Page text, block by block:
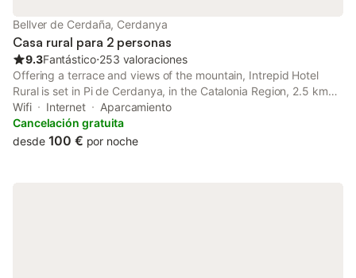
Bellver de Cerdaña, Cerdanya
Casa rural para 2 personas
9.3Fantástico⋅253 valoraciones
Offering a terrace and views of the mountain, Intrepid Hotel
Rural is set in Pi de Cerdanya, in the Catalonia Region, 2.5 km
from Cadí Mountains and 26 km from Andorra la Vella. Free WiFi
is featured throughout the property.
Wifi Internet
Aparcamiento
Cancelación gratuita
desde 100 € por noche